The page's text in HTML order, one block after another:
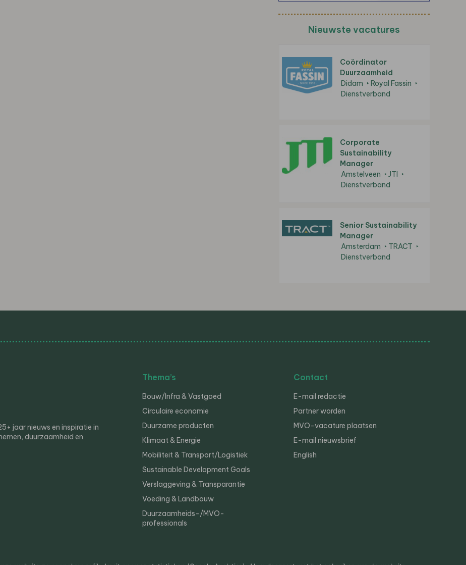
Nieuwste vacatures
Coördinator
Duurzaamheid
Didam
Royal Fassin
Dienstverband
Corporate
Sustainability
Manager
Amstelveen
JTI
Dienstverband
Senior Sustainability
Manager
Amsterdam
TRACT
Dienstverband
jaar nieuws en inspiratie in
duurzaamheid en
Thema’s
Bouw/Infra & Vastgoed
Circulaire economie
Duurzame producten
Klimaat & Energie
Mobiliteit & Transport/Logistiek
Sustainable Development Goals
Verslaggeving & Transparantie
Voeding & Landbouw
Duurzaamheids-/MVO-
professionals
Contact
E-mail redactie
Partner worden
MVO-vacature plaatsen
E-mail nieuwsbrief
English